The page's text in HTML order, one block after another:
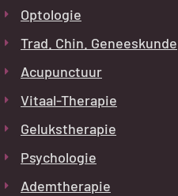
Optologie
Trad. Chin. Geneeskunde
Acupunctuur
Vitaal-Therapie
Gelukstherapie
Psychologie
Ademtherapie